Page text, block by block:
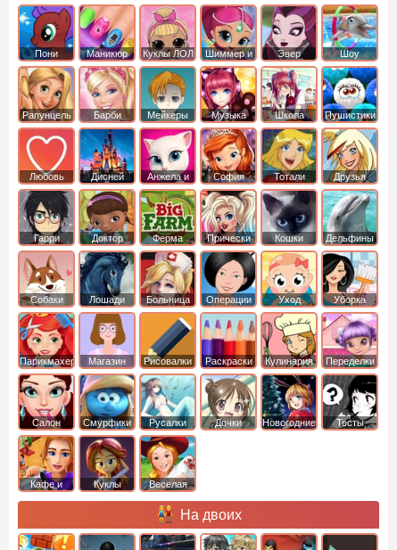
Пони
креатор
Маникюр Куклы ЛОЛ
Шиммер и
Шайн
Эвер
Афтер Хай
Шоу
дельфинов
Рапунцель Барби Мейкеры Музыка Школа Пушистики
Любовь Дисней
Анжела и
том
София
Прекрасная
Тотали
Спайс
Друзья
ангелов
Гарри
Поттер
Доктор
Плюшева
Ферма Прически Кошки Дельфины
Собаки Лошади Больница Операции Уход Уборка
Парикмахер Магазин Рисовалки Раскраски Кулинария Переделки
Салон Смурфики Русалки Дочки Новогодние Тесты
Кафе и
Куклы
Веселая
На двоих